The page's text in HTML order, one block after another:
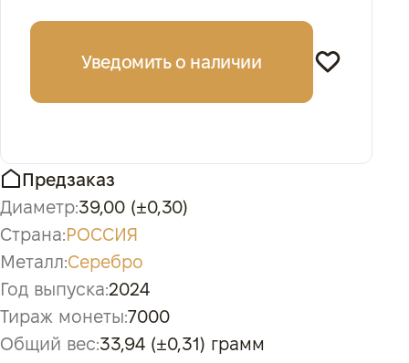
Уведомить о наличии
Предзаказ
Диаметр:39,00 (±0,30)
Страна:РОССИЯ
Металл:Серебро
Год выпуска:2024
Тираж монеты:7000
Общий вес:33,94 (±0,31) грамм